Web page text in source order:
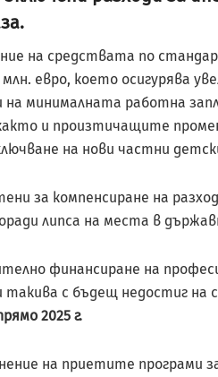
на средствата по
млн. евро, което осигурява
на минималната работна
и произтичащите
на нови частни
за компенсиране на
липса на места в
финансиране на
с бъдещ недостиг на
2025 г.
на приетите програми